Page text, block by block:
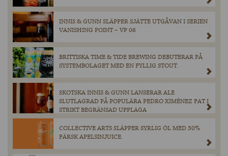
INNIS & GUNN SLÄPPER SJÄTTE UTGÅVAN I SERIEN
VANISHING POINT – VP 06
BRITTISKA TIME & TIDE BREWING DEBUTERAR PÅ
SYSTEMBOLAGET MED EN FYLLIG STOUT.
SKOTSKA INNIS & GUNN LANSERAR ALE
SLUTLAGRAD PÅ POPULÄRA PEDRO XIMÉNEZ FAT I
STRIKT BEGRÄNSAD UPPLAGA
COLLECTIVE ARTS SLÄPPER SYRLIG ÖL MED 30%
FÄRSK APELSINJUICE.